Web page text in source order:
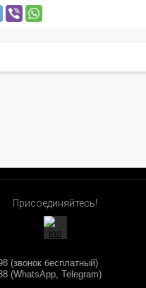
Присоединяйтесь!
(звонок бесплатный)
(WhatsApp, Telegram)